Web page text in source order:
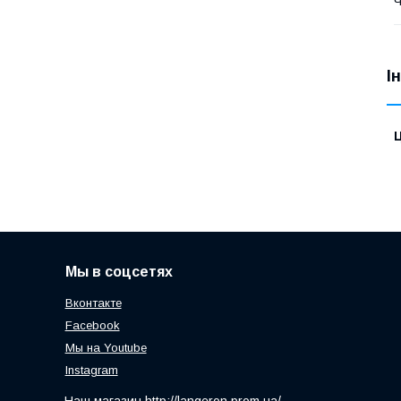
Мы в соцсетях
Вконтакте
Facebook
Мы на Youtube
Instagram